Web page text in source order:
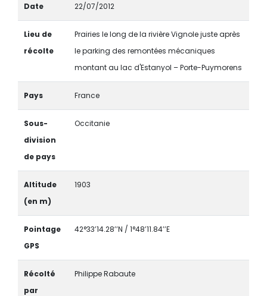
Date 22/07/2012
Lieu de
récolte
Prairies le long de la rivière Vignole juste après
le parking des remontées mécaniques
montant au lac d'Estanyol – Porte-Puymorens
Pays France
Sous-
division
de pays
Occitanie
Altitude
(en m)
1903
Pointage
GPS
42°33’14.28’’N / 1°48’11.84’’E
Récolté
par
Philippe Rabaute